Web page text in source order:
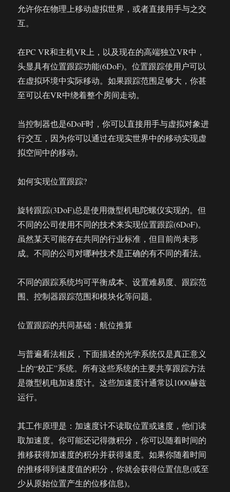
允许你在物理上移动虚拟世界，或者直接用手与之交
互。
在PC VR和主机VR上，以及现在的高端独立VR中，
头显具有位置跟踪功能(6DoF)。位置跟踪使用户可以
在虚拟环境中实际移动。如果跟踪范围足够大，你甚
至可以在VR中绕着整个房间走动。
当控制器也是6DoF时，你可以直接用手与虚拟对象进
行交互，因为你可以通过在现实世界中的移动实现虚
拟空间中的移动。
如何实现位置跟踪?
旋转跟踪(3DoF)总是使用微型机电陀螺仪实现的。但
不同的公司使用不同的技术来实现位置跟踪(6DoF)。
虽然某天可能存在共同的行业标准，但目前尚未形
成。不同的公司对哪种技术是正确的有不同的看法。
不同的跟踪系统均可平衡成本、设置难易度、跟踪范
围、控制器跟踪范围和模块化等问题。
位置跟踪的共同基础：航位推算
与普遍看法相反，下面描述的光学系统仅是真正意义
上的“校正”系统。所有这些系统的主要共享跟踪方法
是微型机电加速度计。这些加速度计通常以1000赫兹
运行。
其工作原理是：加速度计不读取位置或速度，他们读
取加速度。你可能还记得微积分，你可以随着时间的
推移获得加速度的积分并获得速度。如果你随着时间
的推移得到速度值的积分，你就会获得位置信息(或至
少从原始位置产生的位移信息)。